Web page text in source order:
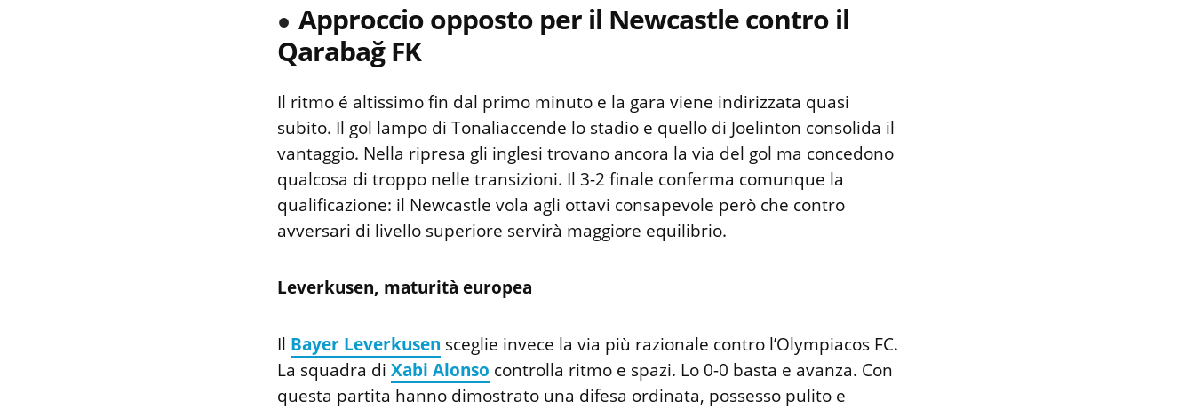
Approccio opposto per il Newcastle contro il
Qarabağ FK
Il ritmo é altissimo fin dal primo minuto e la gara viene indirizzata quasi
subito. Il gol lampo di Tonaliaccende lo stadio e quello di Joelinton consolida il
vantaggio. Nella ripresa gli inglesi trovano ancora la via del gol ma concedono
qualcosa di troppo nelle transizioni. Il 3-2 finale conferma comunque la
qualificazione: il Newcastle vola agli ottavi consapevole però che contro
avversari di livello superiore servirà maggiore equilibrio.
Leverkusen, maturità europea
Il Bayer Leverkusen sceglie invece la via più razionale contro l’Olympiacos FC.
La squadra di Xabi Alonso controlla ritmo e spazi. Lo 0-0 basta e avanza. Con
questa partita hanno dimostrato una difesa ordinata, possesso pulito e